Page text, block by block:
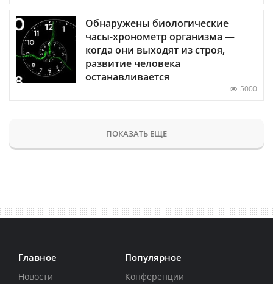
Обнаружены биологические
часы-хронометр организма —
когда они выходят из строя,
развитие человека
останавливается
5000
ПОКАЗАТЬ ЕЩЕ
Главное
Новости
Популярное
Конференции